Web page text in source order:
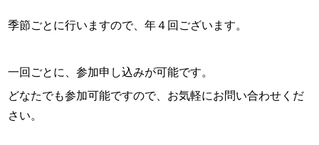
季節ごとに行いますので、年４回ございます。
一回ごとに、参加申し込みが可能です。
どなたでも参加可能ですので、お気軽にお問い合わせくだ
さい。